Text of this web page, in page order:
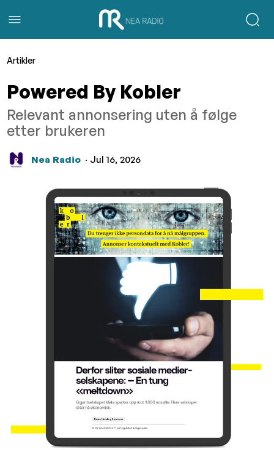
Artikler
Powered By Kobler
Relevant annonsering uten å følge
etter brukeren
Nea Radio · Jul 16, 2026